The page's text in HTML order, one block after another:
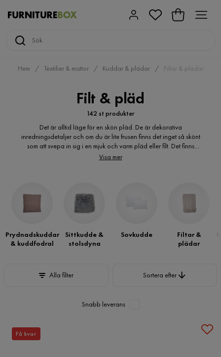
Hem Textilier & mattor Kuddar & plädar Filtar & plädar
Filt & pläd
142 st produkter
Det är alltid läge för en skön pläd. De är dekorativa
inredningsdetaljer och om du är lite frusen finns det inget så skönt
som att svepa in sig i en mjuk och varm pläd eller filt. Det finns
många olika material du kan välja mellan dessutom, allt från en
Visa mer
Prydnadskuddar
& kuddfodral
Sittkudde &
stolsdyna
Sovkudde
Filtar &
plädar
Alla filter Sortera efter
Snabb leverans
Få kvar